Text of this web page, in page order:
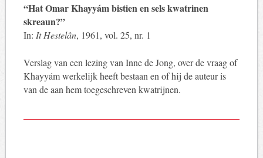
“Hat Omar Khayyám bistien en sels kwatrinen
skreaun?”
In: It Hestelân, 1961, vol. 25, nr. 1
Verslag van een lezing van Inne de Jong, over de vraag of
Khayyám werkelijk heeft bestaan en of hij de auteur is
van de aan hem toegeschreven kwatrijnen.